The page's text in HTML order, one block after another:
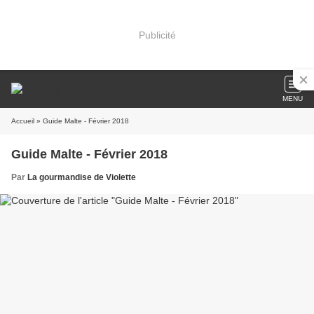
Publicité
MENU
Accueil » Guide Malte - Février 2018
Guide Malte - Février 2018
Par La gourmandise de Violette